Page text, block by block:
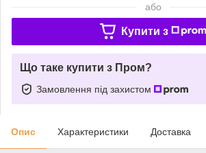
або
Купити з
Що таке купити з Пром?
Замовлення під захистом
Опис Характеристики Доставка